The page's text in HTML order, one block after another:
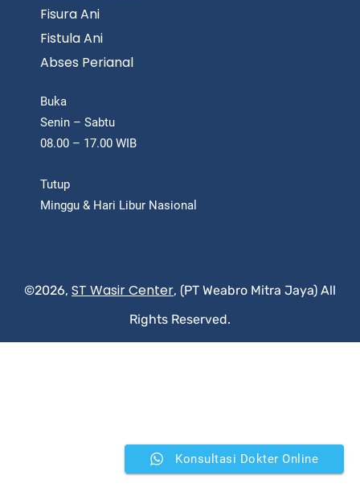
Fisura Ani
Fistula Ani
Abses Perianal
Buka
Senin – Sabtu
08.00 – 17.00 WIB
Tutup
Minggu & Hari Libur Nasional
©2026, ST Wasir Center, (PT Weabro Mitra Jaya) All
Rights Reserved.
Konsultasi Dokter Online